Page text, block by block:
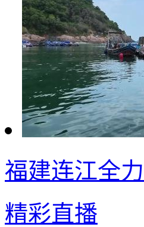
福建连江全
精彩直播